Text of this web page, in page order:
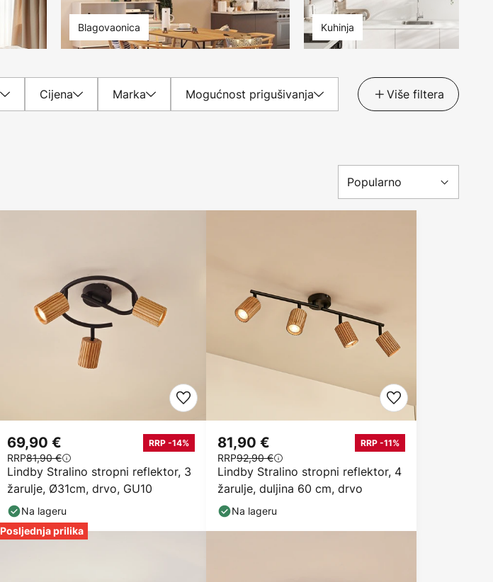
Blagovaonica Kuhinja
Cijena Marka Mogućnost prigušivanja Više filtera
Lindby Stralino stropni reflektor, 3
žarulje, Ø31cm, drvo, GU10
69,90 € RRP -14%
RRP81,90 €
Na lageru
Lindby Stralino stropni reflektor, 4
žarulje, duljina 60 cm, drvo
81,90 € RRP -11%
RRP92,90 €
Na lageru
Posljednja prilika